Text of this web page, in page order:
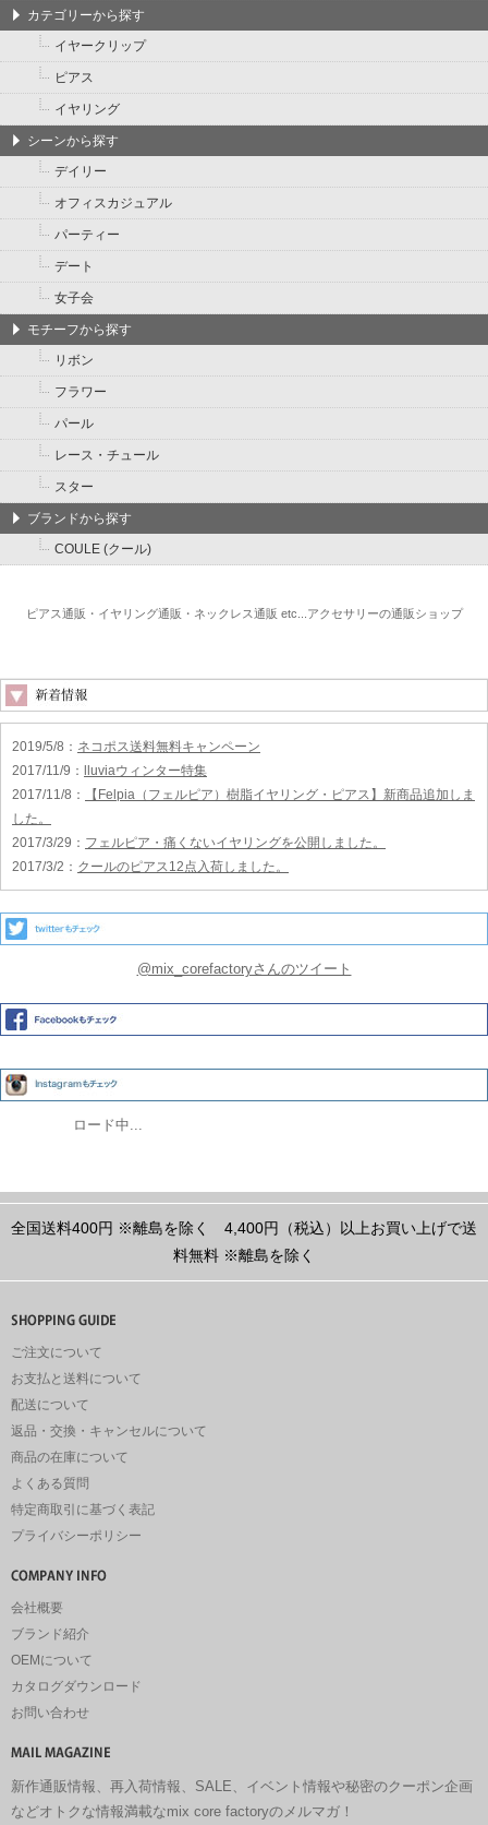
カテゴリーから探す
イヤークリップ
ピアス
イヤリング
シーンから探す
デイリー
オフィスカジュアル
パーティー
デート
女子会
モチーフから探す
リボン
フラワー
パール
レース・チュール
スター
ブランドから探す
COULE (クール)
ピアス通販・イヤリング通販・ネックレス通販 etc...アクセサリーの通販ショップ
2019/5/8 ： ネコポス送料無料キャンペーン
2017/11/9 ： lluviaウィンター特集
2017/11/8 ：
【Felpia（フェルピア）樹脂イヤリング・ピアス】新商品追加しま
した。
2017/3/29 ： フェルピア・痛くないイヤリングを公開しました。
2017/3/2 ： クールのピアス12点入荷しました。
@mix_corefactoryさんのツイート
ロード中...
全国送料400円 ※離島を除く
4,400円（税込）以上お買い上げで送
料無料 ※離島を除く
ご注文について
お支払と送料について
配送について
返品・交換・キャンセルについて
商品の在庫について
よくある質問
特定商取引に基づく表記
プライバシーポリシー
会社概要
ブランド紹介
OEMについて
カタログダウンロード
お問い合わせ
新作通販情報、再入荷情報、SALE、イベント情報や秘密のクーポン企画
などオトクな情報満載なmix core factoryのメルマガ！